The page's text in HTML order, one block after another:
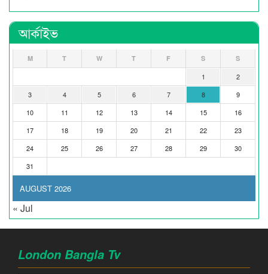
আর্কাইভ
AUGUST 2026
M T W T F S S
1
2
3
4 5 6 7 8
9
10
11 12 13 14 15
16
17
18 19 20 21 22
23
24
25 26 27 28 29
30
31
« Jul
London Bangla Tv